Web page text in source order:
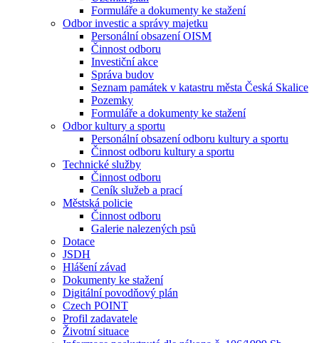
Formuláře a dokumenty ke stažení
Odbor investic a správy majetku
Personální obsazení OISM
Činnost odboru
Investiční akce
Správa budov
Seznam památek v katastru města Česká Skalice
Pozemky
Formuláře a dokumenty ke stažení
Odbor kultury a sportu
Personální obsazení odboru kultury a sportu
Činnost odboru kultury a sportu
Technické služby
Činnost odboru
Ceník služeb a prací
Městská policie
Činnost odboru
Galerie nalezených psů
Dotace
JSDH
Hlášení závad
Dokumenty ke stažení
Digitální povodňový plán
Czech POINT
Profil zadavatele
Životní situace